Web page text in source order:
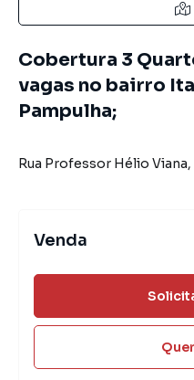
Cobertura 3
vagas no bairro
Pampulha;
Rua Professor Hélio Viana,
Venda